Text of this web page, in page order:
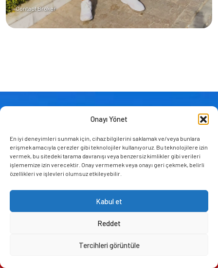
Onayı Yönet
En iyi deneyimleri sunmak için, cihaz bilgilerini saklamak ve/veya bunlara
erişmek amacıyla çerezler gibi teknolojiler kullanıyoruz. Bu teknolojilere izin
vermek, bu sitedeki tarama davranışı veya benzersiz kimlikler gibi verileri
işlememize izin verecektir. Onay vermemek veya onayı geri çekmek, belirli
özellikleri ve işlevleri olumsuz etkileyebilir.
Kabul et
Reddet
Tercihleri görüntüle
Contact Broker
GUIDES
About Turkey
About Croatia